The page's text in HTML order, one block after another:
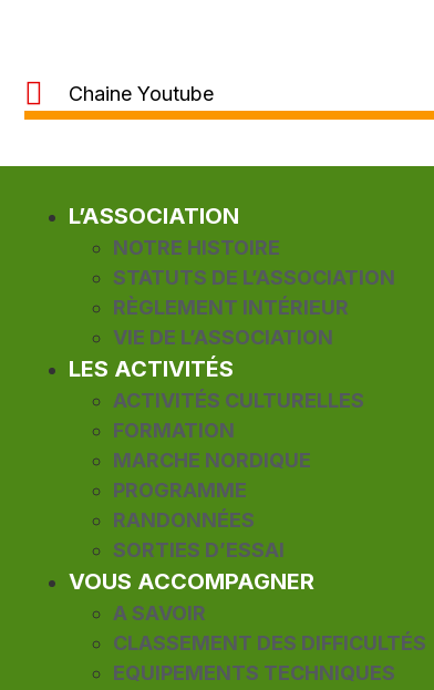
Chaine Youtube
L’ASSOCIATION
NOTRE HISTOIRE
STATUTS DE L’ASSOCIATION
RÈGLEMENT INTÉRIEUR
VIE DE L’ASSOCIATION
LES ACTIVITÉS
ACTIVITÉS CULTURELLES
FORMATION
MARCHE NORDIQUE
PROGRAMME
RANDONNÉES
SORTIES D’ESSAI
VOUS ACCOMPAGNER
A SAVOIR
CLASSEMENT DES DIFFICULTÉS
EQUIPEMENTS TECHNIQUES